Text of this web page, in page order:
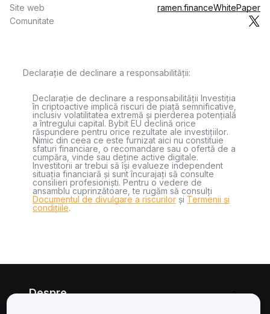
Site web ramen.financeWhitePaper
Comunitate
Declarație de declinare a responsabilității:
Declarație de declinare a responsabilității Investiția
în criptoactive implică riscuri de piață semnificative,
inclusiv volatilitatea extremă și pierderea potențială
a întregului capital. Bybit EU declină orice
răspundere pentru orice rezultate ale investițiilor.
Nimic din ceea ce este furnizat aici nu constituie
sfaturi financiare, o recomandare sau o ofertă de a
cumpăra, vinde sau deține active digitale.
Investitorii ar trebui să își evalueze independent
situația financiară și sunt încurajați să consulte
consilieri profesioniști. Pentru o vedere de
ansamblu cuprinzătoare, te rugăm să consulți
Documentul de divulgare a riscurilor și Termenii și
condițiile.
Despre